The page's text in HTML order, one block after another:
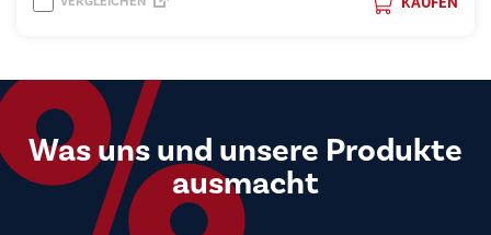
Was uns und unsere Produkte
ausmacht